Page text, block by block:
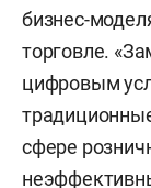
бизнес-
торговле.
цифровым
сфере